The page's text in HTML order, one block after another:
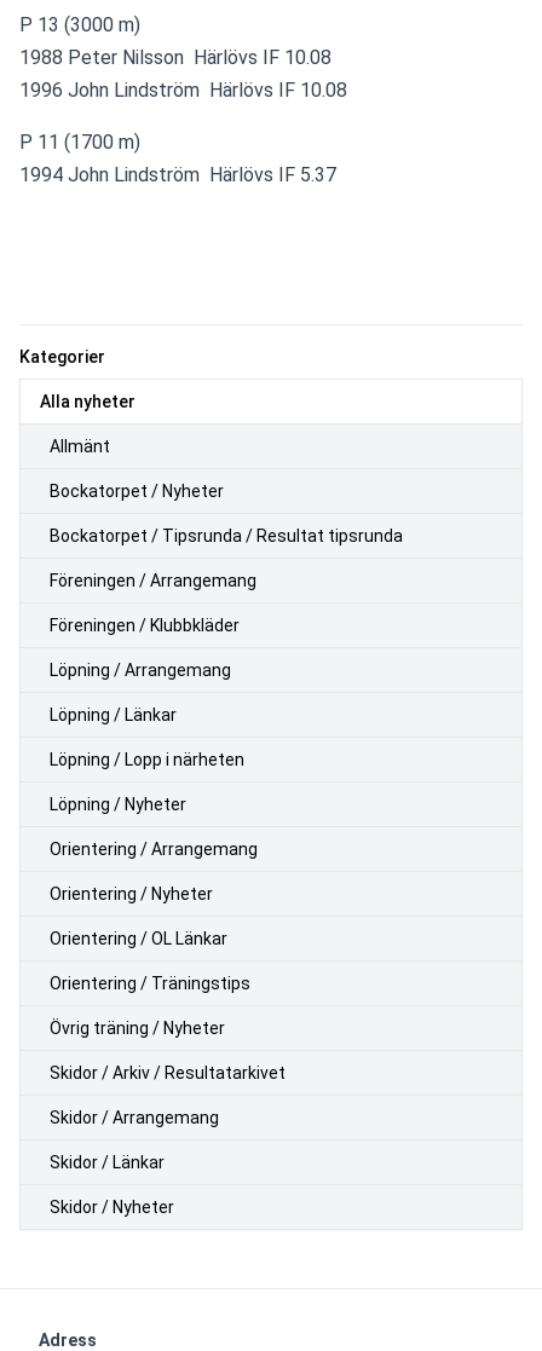
Kategorier
Alla nyheter
Allmänt
Bockatorpet / Nyheter
Bockatorpet / Tipsrunda / Resultat tipsrunda
Föreningen / Arrangemang
Föreningen / Klubbkläder
Löpning / Arrangemang
Löpning / Länkar
Löpning / Lopp i närheten
Löpning / Nyheter
Orientering / Arrangemang
Orientering / Nyheter
Orientering / OL Länkar
Orientering / Träningstips
Övrig träning / Nyheter
Skidor / Arkiv / Resultatarkivet
Skidor / Arrangemang
Skidor / Länkar
Skidor / Nyheter
P 13 (3000 m)
1988 Peter Nilsson  Härlövs IF 10.08
1996 John Lindström  Härlövs IF 10.08
P 11 (1700 m)
1994 John Lindström  Härlövs IF 5.37
Adress